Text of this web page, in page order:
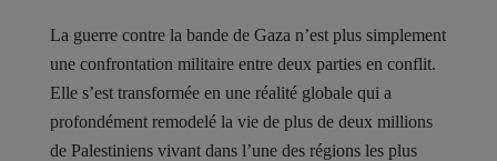
La guerre contre la bande de Gaza n’est plus simplement
une confrontation militaire entre deux parties en conflit.
Elle s’est transformée en une réalité globale qui a
profondément remodelé la vie de plus de deux millions
de Palestiniens vivant dans l’une des régions les plus